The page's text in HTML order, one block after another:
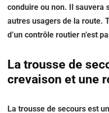
conduire ou non. Il sauvera
autres usagers de la route.
d’un contrôle routier n’est
La trousse de
crevaison et une
La trousse de secours est